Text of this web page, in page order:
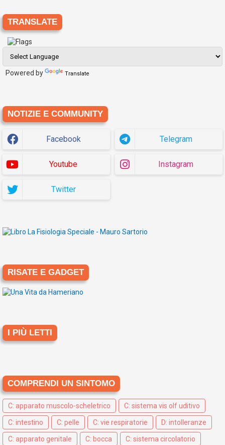
TRANSLATE
Powered by Translate
NOTIZIE E COMMUNITY
Facebook Telegram
Youtube Instagram
Twitter
RISATE E GADGET
I PIÙ LETTI
COMPRENDI UN SINTOMO
C: apparato muscolo-scheletrico C: sistema vis olf uditivo
C: intestino C: pelle C: vie respiratorie D: intolleranze
C: apparato genitale C: bocca C: sistema circolatorio